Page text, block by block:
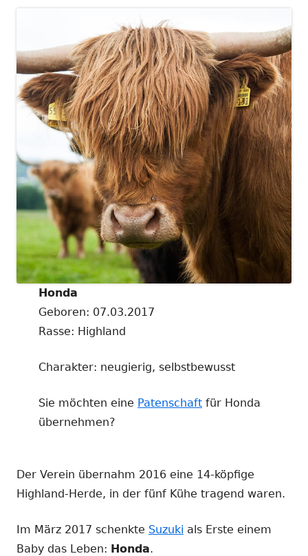
Honda
Geboren: 07.03.2017
Rasse: Highland
Charakter: neugierig, selbstbewusst
Sie möchten eine Patenschaft für Honda
übernehmen?
Der Verein übernahm 2016 eine 14-köpfige
Highland-Herde, in der fünf Kühe tragend waren.
Im März 2017 schenkte Suzuki als Erste einem
Baby das Leben: Honda.